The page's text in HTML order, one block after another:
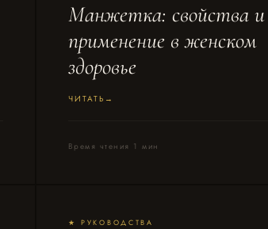
Манжетка: свойства и
применение в женском
здоровье
ЧИТАТЬ
Время чтения 1 мин
★ РУКОВОДСТВА